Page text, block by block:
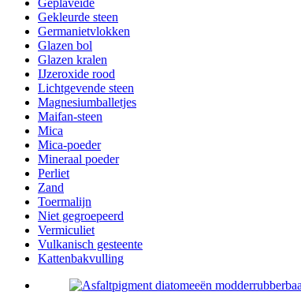
Gekleurde steen
Germanietvlokken
Glazen bol
Glazen kralen
IJzeroxide rood
Lichtgevende steen
Magnesiumballetjes
Maifan-steen
Mica
Mica-poeder
Mineraal poeder
Perliet
Zand
Toermalijn
Niet gegroepeerd
Vermiculiet
Vulkanisch gesteente
Kattenbakvulling